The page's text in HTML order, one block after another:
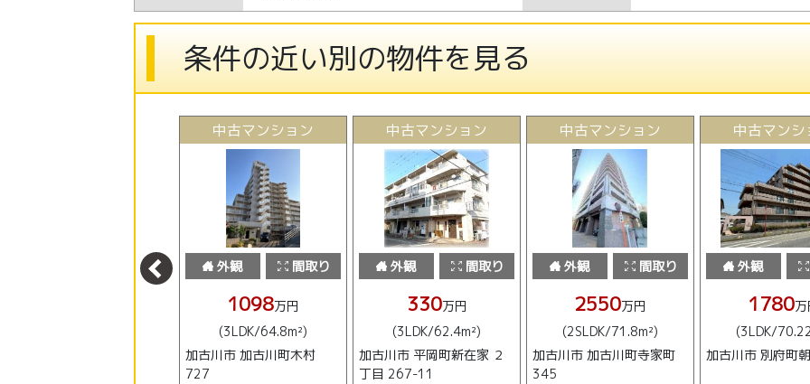
条件の近い別の物件を見る
間取り
中古マンション
外観 間取り
1098万円
(3LDK/64.8m²)
加古川市 加古川町木村
727
中古マンション
外観 間取り
330万円
(3LDK/62.4m²)
加古川市 平岡町新在家 ２
丁目 267-11
中古マンション
外観 間取り
2550万円
(2SLDK/71.8m²)
加古川市 加古川町寺家町
345
中古マンシ
外観
1780
(3LDK/
加古川市 別府町